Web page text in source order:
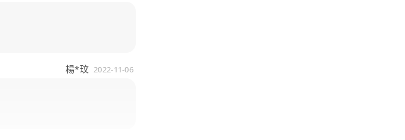
楊*玟 2022-11-06